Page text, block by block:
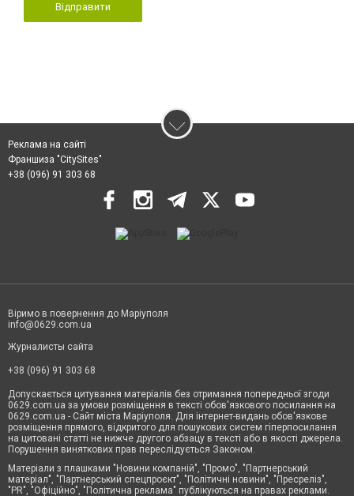
Відправити
Реклама на сайті
Франшиза "CitySites"
+38 (096) 91 303 68
Віримо в повернення до Маріуполя
info@0629.com.ua
Журналисты сайта
+38 (096) 91 303 68
Допускається цитування матеріалів без отримання попередньої згоди
0629.com.ua за умови розміщення в тексті обов'язкового посилання на
0629.com.ua - Сайт міста Маріуполя. Для інтернет-видань обов'язкове
розміщення прямого, відкритого для пошукових систем гіперпосилання
на цитовані статті не нижче другого абзацу в тексті або в якості джерела.
Порушення виняткових прав переслідується Законом.
Матеріали з плашками "Новини компаній", "Промо", "Партнерський
матеріал", "Партнерський спецпроєкт", "Політичні новини", "Пресреліз",
"PR", "Офіційно", "Політична реклама" публікуються на правах реклами.